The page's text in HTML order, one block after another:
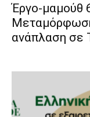
Έργο-μαμούθ
ανάπλαση σε